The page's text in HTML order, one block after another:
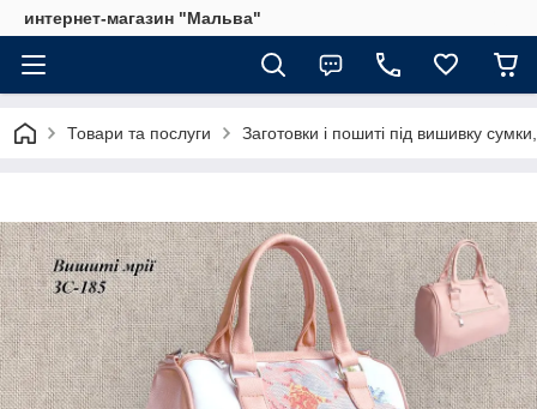
интернет-магазин "Мальва"
Товари та послуги Заготовки і пошиті під вишивку